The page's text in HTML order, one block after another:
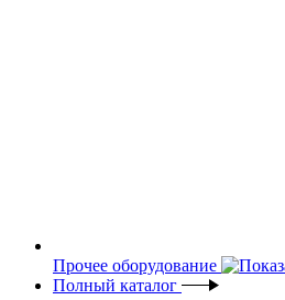
Прочее оборудование
Полный каталог